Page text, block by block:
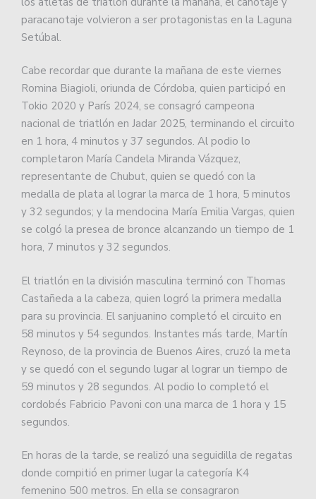
paracanotaje volvieron a ser protagonistas en la Laguna
Setúbal.
Cabe recordar que durante la mañana de este viernes
Romina Biagioli, oriunda de Córdoba, quien participó en
Tokio 2020 y París 2024, se consagró campeona
nacional de triatlón en Jadar 2025, terminando el circuito
en 1 hora, 4 minutos y 37 segundos. Al podio lo
completaron María Candela Miranda Vázquez,
representante de Chubut, quien se quedó con la
medalla de plata al lograr la marca de 1 hora, 5 minutos
y 32 segundos; y la mendocina María Emilia Vargas, quien
se colgó la presea de bronce alcanzando un tiempo de 1
hora, 7 minutos y 32 segundos.
El triatlón en la división masculina terminó con Thomas
Castañeda a la cabeza, quien logró la primera medalla
para su provincia. El sanjuanino completó el circuito en
58 minutos y 54 segundos. Instantes más tarde, Martín
Reynoso, de la provincia de Buenos Aires, cruzó la meta
y se quedó con el segundo lugar al lograr un tiempo de
59 minutos y 28 segundos. Al podio lo completó el
cordobés Fabricio Pavoni con una marca de 1 hora y 15
segundos.
En horas de la tarde, se realizó una seguidilla de regatas
donde compitió en primer lugar la categoría K4
femenino 500 metros. En ella se consagraron